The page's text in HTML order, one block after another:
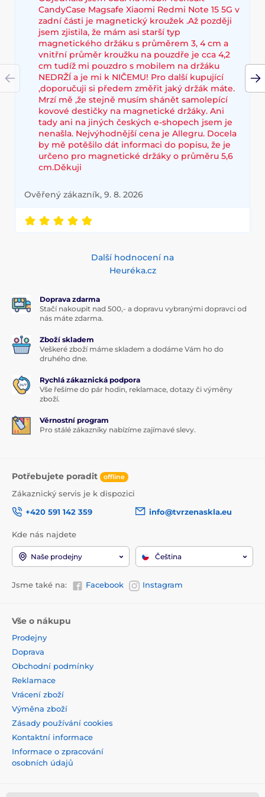
CandyCase Magsafe Xiaomi Redmi Note 15 5G v
zadní části je magnetický kroužek .Až později
jsem zjistila, že mám asi starší typ
magnetického držáku s průměrem 3, 4 cm a
vnitřní průměr kroužku na pouzdře je cca 4,2
cm tudíž mi pouzdro s mobilem na držáku
NEDRŽÍ a je mi k NIČEMU! Pro další kupující
,doporučuji si předem změřit jaký držák máte.
Mrzí mě ,že stejně musím shánět samolepící
kovové destičky na magnetické držáky. Ani
tady ani na jiných českých e-shopech jsem je
nenašla. Nejvýhodnější cena je Allegru. Docela
by mě potěšilo dát informaci do popisu, že je
určeno pro magnetické držáky o průměru 5,6
cm.Děkuji
Ověřený zákazník, 9. 8. 2026
Další hodnocení na
Heuréka.cz
Doprava zdarma
Stačí nakoupit nad 500,- a dopravu vybranými dopravci od
nás máte zdarma.
Zboží skladem
Veškeré zboží máme skladem a dodáme Vám ho do
druhého dne.
Rychlá zákaznická podpora
Vše řešíme do pár hodin, reklamace, dotazy či výměny
zboží.
Věrnostní program
Pro stálé zákazníky nabízíme zajímavé slevy.
Potřebujete poradit offline
Zákaznický servis je k dispozici
+420 591 142 359
info@tvrzenaskla.eu
Kde nás najdete
Naše prodejny Čeština
Jsme také na: Facebook Instagram
Vše o nákupu
Prodejny
Doprava
Obchodní podmínky
Reklamace
Vrácení zboží
Výměna zboží
Zásady používání cookies
Kontaktní informace
Informace o zpracování
osobních údajů